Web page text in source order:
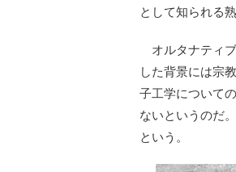
として知られる
オルタナティ
した背景には宗
子工学について
ないというのだ
という。